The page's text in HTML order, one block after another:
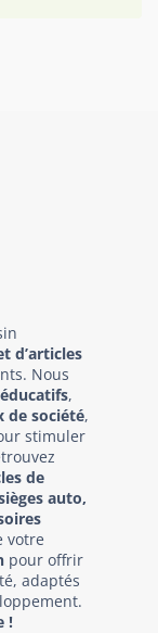
d’articles
Nous
,
de société,
stimuler
de
auto,
votre
pour offrir
adaptés
!